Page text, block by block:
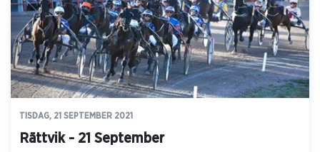
TISDAG, 21 SEPTEMBER 2021
Rättvik - 21 September